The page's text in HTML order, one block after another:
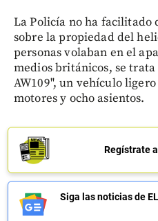
La Policía no ha facilitado
sobre la propiedad del
personas volaban en el
medios británicos, se trata
AW109", un vehículo
motores y ocho asientos.
Regístrate
Siga las noticias de